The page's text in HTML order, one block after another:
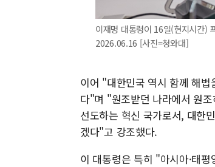
이재명 대통령이 16일(현지시간)
2026.06.16 [사진=청와대]
이어 "대한민국 역시 함께 해
다"며 "원조받던 나라에서 원
선도하는 혁신 국가로서, 대한
겠다"고 강조했다.
이 대통령은 특히 "아시아·태